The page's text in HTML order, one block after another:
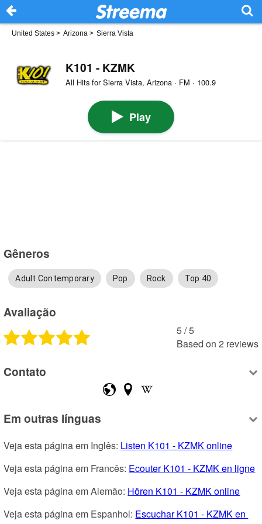
United States > Arizona > Sierra Vista
K101 - KZMK
All Hits for Sierra Vista, Arizona · FM · 100.9
Play
Gêneros
Adult Contemporary Pop Rock Top 40
Avaliação
5 /5
Based on 2 reviews
Contato
Em outras línguas
Veja esta página em Inglês: Listen K101 - KZMK online
Veja esta página em Francês: Ecouter K101 - KZMK en ligne
Veja esta página em Alemão: Hören K101 - KZMK online
Veja esta página em Espanhol: Escuchar K101 - KZMK en